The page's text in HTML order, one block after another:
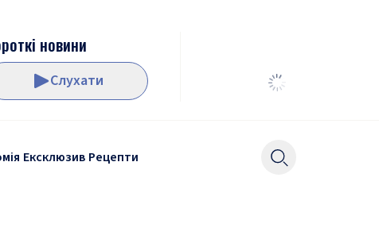
новини
Слухати
Ексклюзив Рецепти